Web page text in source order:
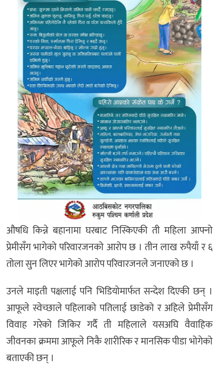
औषधि किन्ने बहानामा घरबाट निस्किएकी ती महिला आफ्नो
प्रेमीसँग भागेको परिवारजनको आरोप छ । तीन लाख रुपैयाँ र ६
तोला सुन लिएर भागेको आरोप परिवारजनले जनाएको छ ।
उनले माइती पक्षलाई पनि भिडियोमार्फत सन्देश दिएकी छन् ।
आफूले स्वेच्छाले पहिलाको पतिलाई छाडेको र अहिले प्रेमीसँग
विवाह गरेको जिकिर गर्दै ती महिलाले यसअघि वैवाहिक
जीवनका क्रममा आफूले निकै शारीरिक र मानसिक पीडा भोगेको
बताएकी छन् ।